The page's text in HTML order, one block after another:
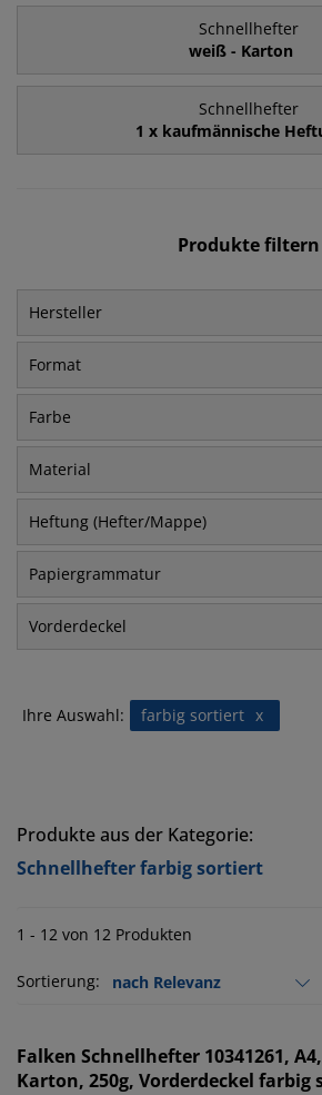
Schnellhefter
weiß - Karton
Schnellhefter
1 x kaufmännische
Produkte filtern
Hersteller
Format
Farbe
Material
Heftung (Hefter/Mappe)
Papiergrammatur
Vorderdeckel
Ihre Auswahl: x
farbig sortiert
Produkte aus der Kategorie:
Schnellhefter farbig sortiert
1 - 12 von 12 Produkten
Sortierung:
Falken Schnellhefter 10341261,
Karton, 250g, Vorderdeckel farbig